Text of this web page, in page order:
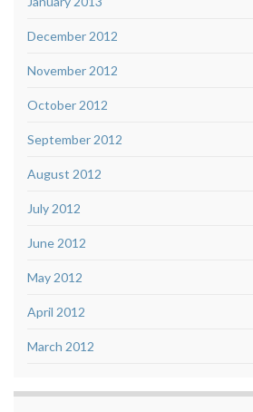
December 2012
November 2012
October 2012
September 2012
August 2012
July 2012
June 2012
May 2012
April 2012
March 2012